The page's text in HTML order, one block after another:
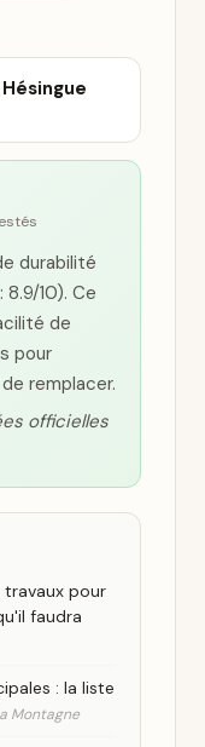
durabilité
10). Ce
de
pour
remplacer.
officielles
travaux pour
faudra
: la liste
Montagne